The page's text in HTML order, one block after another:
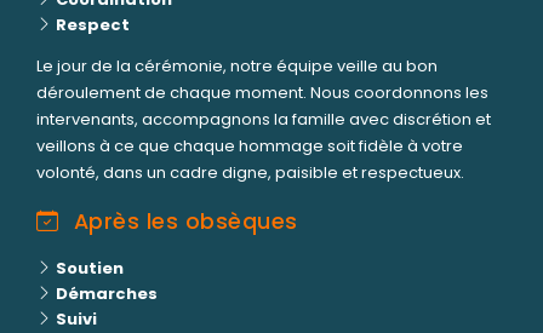
Respect
Le jour de la cérémonie, notre équipe veille au bon
déroulement de chaque moment. Nous coordonnons les
intervenants, accompagnons la famille avec discrétion et
veillons à ce que chaque hommage soit fidèle à votre
volonté, dans un cadre digne, paisible et respectueux.
Après les obsèques
Soutien
Démarches
Suivi